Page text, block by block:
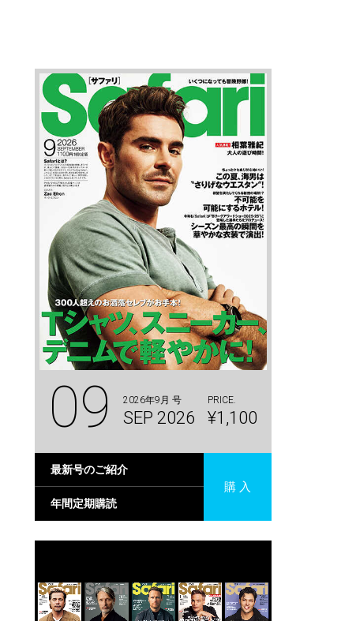
09 2026年9月 号
SEP 2026
PRICE.
¥1,100
最新号のご紹介
年間定期購読
購 入